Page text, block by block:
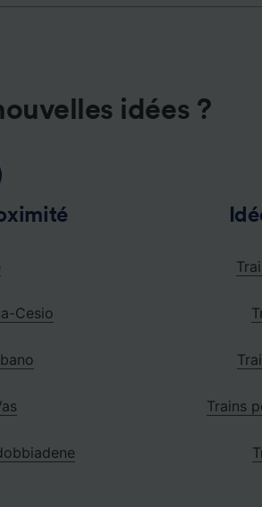
idées ?
Cesio
Trains